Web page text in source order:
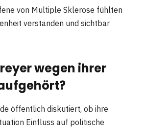
von Multiple Sklerose fühlten
verstanden und sichtbar
wegen ihrer
öffentlich diskutiert, ob ihre
Einfluss auf politische